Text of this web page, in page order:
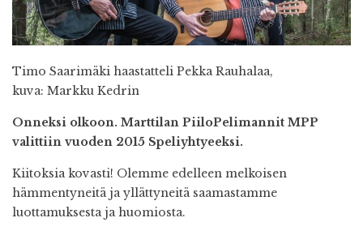
Timo Saarimäki haastatteli Pekka Rauhalaa,
kuva: Markku Kedrin
Onneksi olkoon. Marttilan PiiloPelimannit MPP
valittiin vuoden 2015 Speliyhtyeeksi.
Kiitoksia kovasti! Olemme edelleen melkoisen
hämmentyneitä ja yllättyneitä saamastamme
luottamuksesta ja huomiosta.